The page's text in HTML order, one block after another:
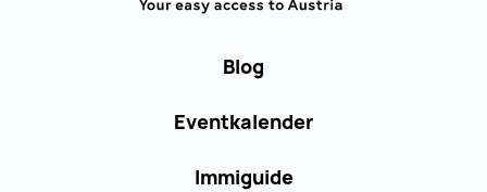
Blog
Eventkalender
Immiguide